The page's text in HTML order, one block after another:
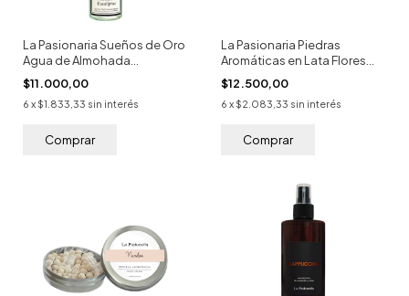
La Pasionaria Sueños de Oro
Agua de Almohada
Eucaliptus 75ml
$11.000,00
6 x $1.833,33 sin interés
La Pasionaria Piedras
Aromáticas en Lata Flores
Blancas 100g
$12.500,00
6 x $2.083,33 sin interés